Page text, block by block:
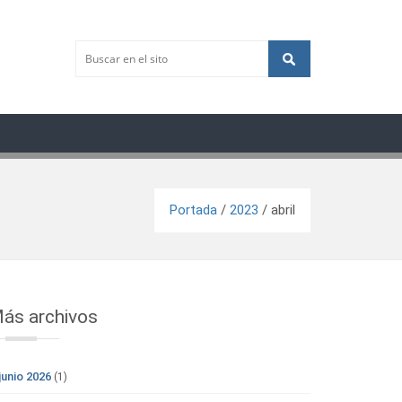
Portada / 2023 / abril
archivos
junio 2026 (1)